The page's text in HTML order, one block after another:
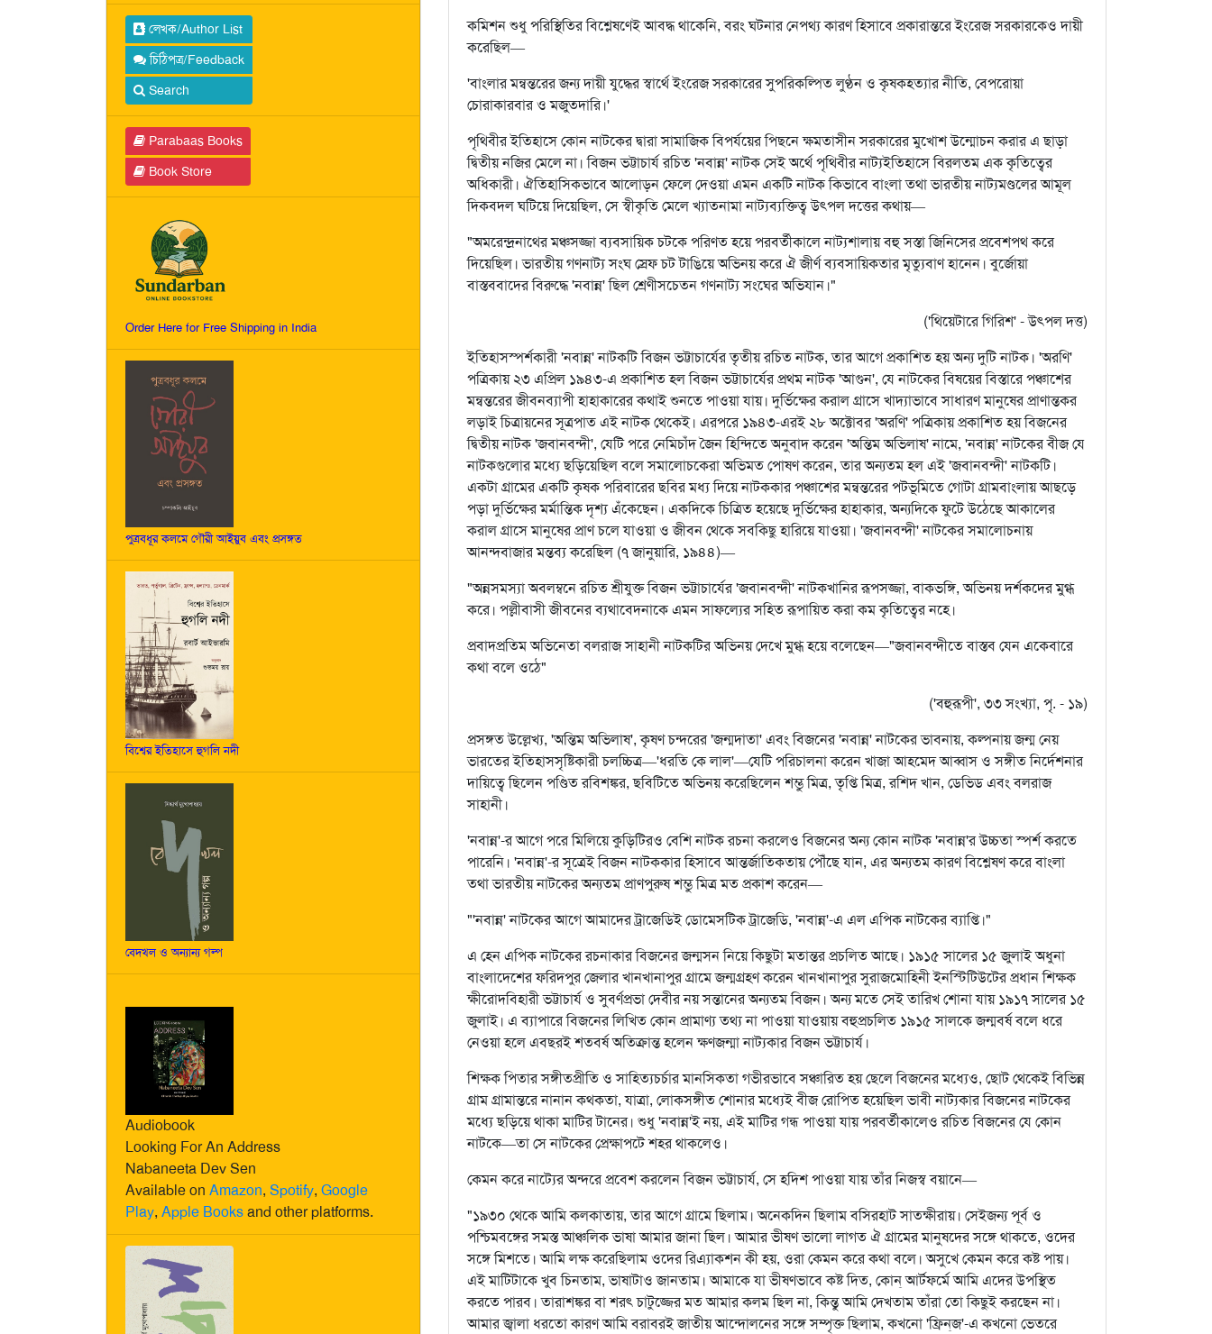
লেখক/Author List
চিঠিপত্র/Feedback
Search
Parabaas Books
Book Store
Order Here for Free Shipping in India
পুত্রবধূর কলমে গৌরী আইয়ুব এবং প্রসঙ্গত
বিশ্বের ইতিহাসে হুগলি নদী
বেদখল ও অন্যান্য গল্প
Audiobook
Looking For An Address
Nabaneeta Dev Sen
Available on Amazon, Spotify, Google
Play, Apple Booksand other platforms.
কমিশন শুধু পরিস্থিতির বিশ্লেষণেই আবদ্ধ থাকেনি, বরং ঘটনার নেপথ্য কারণ হিসাবে প্রকারান্তরে ইংরেজ সরকারকেও দায়ী
করেছিল—
'বাংলার মন্বন্তরের জন্য দায়ী যুদ্ধের স্বার্থে ইংরেজ সরকারের সুপরিকল্পিত লুণ্ঠন ও কৃষকহত্যার নীতি, বেপরোয়া
চোরাকারবার ও মজুতদারি।'
পৃথিবীর ইতিহাসে কোন নাটকের দ্বারা সামাজিক বিপর্যয়ের পিছনে ক্ষমতাসীন সরকারের মুখোশ উন্মোচন করার এ ছাড়া
দ্বিতীয় নজির মেলে না। বিজন ভট্টাচার্য রচিত 'নবান্ন' নাটক সেই অর্থে পৃথিবীর নাট্যইতিহাসে বিরলতম এক কৃতিত্বের
অধিকারী। ঐতিহাসিকভাবে আলোড়ন ফেলে দেওয়া এমন একটি নাটক কিভাবে বাংলা তথা ভারতীয় নাট্যমণ্ডলের আমূল
দিকবদল ঘটিয়ে দিয়েছিল, সে স্বীকৃতি মেলে খ্যাতনামা নাট্যব্যক্তিত্ব উৎপল দত্তের কথায়—
"অমরেন্দ্রনাথের মঞ্চসজ্জা ব্যবসায়িক চটকে পরিণত হয়ে পরবর্তীকালে নাট্যশালায় বহু সস্তা জিনিসের প্রবেশপথ করে
দিয়েছিল। ভারতীয় গণনাট্য সংঘ স্রেফ চট টাঙিয়ে অভিনয় করে ঐ জীর্ণ ব্যবসায়িকতার মৃত্যুবাণ হানেন। বুর্জোয়া
বাস্তববাদের বিরুদ্ধে 'নবান্ন' ছিল শ্রেণীসচেতন গণনাট্য সংঘের অভিযান।"
('থিয়েটারে গিরিশ' - উৎপল দত্ত)
ইতিহাসস্পর্শকারী 'নবান্ন' নাটকটি বিজন ভট্টাচার্যের তৃতীয় রচিত নাটক, তার আগে প্রকাশিত হয় অন্য দুটি নাটক। 'অরণি'
পত্রিকায় ২৩ এপ্রিল ১৯৪৩-এ প্রকাশিত হল বিজন ভট্টাচার্যের প্রথম নাটক 'আগুন', যে নাটকের বিষয়ের বিস্তারে পঞ্চাশের
মন্বন্তরের জীবনব্যাপী হাহাকারের কথাই শুনতে পাওয়া যায়। দুর্ভিক্ষের করাল গ্রাসে খাদ্যাভাবে সাধারণ মানুষের প্রাণান্তকর
লড়াই চিত্রায়নের সূত্রপাত এই নাটক থেকেই। এরপরে ১৯৪৩-এরই ২৮ অক্টোবর 'অরণি' পত্রিকায় প্রকাশিত হয় বিজনের
দ্বিতীয় নাটক 'জবানবন্দী', যেটি পরে নেমিচাঁদ জৈন হিন্দিতে অনুবাদ করেন 'অন্তিম অভিলাষ' নামে, 'নবান্ন' নাটকের বীজ যে
নাটকগুলোর মধ্যে ছড়িয়েছিল বলে সমালোচকেরা অভিমত পোষণ করেন, তার অন্যতম হল এই 'জবানবন্দী' নাটকটি।
একটা গ্রামের একটি কৃষক পরিবারের ছবির মধ্য দিয়ে নাটককার পঞ্চাশের মন্বন্তরের পটভূমিতে গোটা গ্রামবাংলায় আছড়ে
পড়া দুর্ভিক্ষের মর্মান্তিক দৃশ্য এঁকেছেন। একদিকে চিত্রিত হয়েছে দুর্ভিক্ষের হাহাকার, অন্যদিকে ফুটে উঠেছে আকালের
করাল গ্রাসে মানুষের প্রাণ চলে যাওয়া ও জীবন থেকে সবকিছু হারিয়ে যাওয়া। 'জবানবন্দী' নাটকের সমালোচনায়
আনন্দবাজার মন্তব্য করেছিল (৭ জানুয়ারি, ১৯৪৪)—
"অন্নসমস্যা অবলম্বনে রচিত শ্রীযুক্ত বিজন ভট্টাচার্যের 'জবানবন্দী' নাটকখানির রূপসজ্জা, বাকভঙ্গি, অভিনয় দর্শকদের মুগ্ধ
করে। পল্লীবাসী জীবনের ব্যথাবেদনাকে এমন সাফল্যের সহিত রূপায়িত করা কম কৃতিত্বের নহে।
প্রবাদপ্রতিম অভিনেতা বলরাজ সাহানী নাটকটির অভিনয় দেখে মুগ্ধ হয়ে বলেছেন—"জবানবন্দীতে বাস্তব যেন একেবারে
কথা বলে ওঠে"
('বহুরূপী', ৩৩ সংখ্যা, পৃ. - ১৯)
প্রসঙ্গত উল্লেখ্য, 'অন্তিম অভিলাষ', কৃষণ চন্দরের 'জন্মদাতা' এবং বিজনের 'নবান্ন' নাটকের ভাবনায়, কল্পনায় জন্ম নেয়
ভারতের ইতিহাসসৃষ্টিকারী চলচ্চিত্র—'ধরতি কে লাল'—যেটি পরিচালনা করেন খাজা আহমেদ আব্বাস ও সঙ্গীত নির্দেশনার
দায়িত্বে ছিলেন পণ্ডিত রবিশঙ্কর, ছবিটিতে অভিনয় করেছিলেন শম্ভু মিত্র, তৃপ্তি মিত্র, রশিদ খান, ডেভিড এবং বলরাজ
সাহানী।
'নবান্ন'-র আগে পরে মিলিয়ে কুড়িটিরও বেশি নাটক রচনা করলেও বিজনের অন্য কোন নাটক 'নবান্ন'র উচ্চতা স্পর্শ করতে
পারেনি। 'নবান্ন'-র সূত্রেই বিজন নাটককার হিসাবে আন্তর্জাতিকতায় পৌঁছে যান, এর অন্যতম কারণ বিশ্লেষণ করে বাংলা
তথা ভারতীয় নাটকের অন্যতম প্রাণপুরুষ শম্ভু মিত্র মত প্রকাশ করেন—
"'নবান্ন' নাটকের আগে আমাদের ট্রাজেডিই ডোমেসটিক ট্রাজেডি, 'নবান্ন'-এ এল এপিক নাটকের ব্যাপ্তি।"
এ হেন এপিক নাটকের রচনাকার বিজনের জন্মসন নিয়ে কিছুটা মতান্তর প্রচলিত আছে। ১৯১৫ সালের ১৫ জুলাই অধুনা
বাংলাদেশের ফরিদপুর জেলার খানখানাপুর গ্রামে জন্মগ্রহণ করেন খানখানাপুর সুরাজমোহিনী ইনস্টিটিউটের প্রধান শিক্ষক
ক্ষীরোদবিহারী ভট্টাচার্য ও সুবর্ণপ্রভা দেবীর নয় সন্তানের অন্যতম বিজন। অন্য মতে সেই তারিখ শোনা যায় ১৯১৭ সালের ১৫
জুলাই। এ ব্যাপারে বিজনের লিখিত কোন প্রামাণ্য তথ্য না পাওয়া যাওয়ায় বহুপ্রচলিত ১৯১৫ সালকে জন্মবর্ষ বলে ধরে
নেওয়া হলে এবছরই শতবর্ষ অতিক্রান্ত হলেন ক্ষণজন্মা নাট্যকার বিজন ভট্টাচার্য।
শিক্ষক পিতার সঙ্গীতপ্রীতি ও সাহিত্যচর্চার মানসিকতা গভীরভাবে সঞ্চারিত হয় ছেলে বিজনের মধ্যেও, ছোট থেকেই বিভিন্ন
গ্রাম গ্রামান্তরে নানান কথকতা, যাত্রা, লোকসঙ্গীত শোনার মধ্যেই বীজ রোপিত হয়েছিল ভাবী নাট্যকার বিজনের নাটকের
মধ্যে ছড়িয়ে থাকা মাটির টানের। শুধু 'নবান্ন'ই নয়, এই মাটির গন্ধ পাওয়া যায় পরবর্তীকালেও রচিত বিজনের যে কোন
নাটকে—তা সে নাটকের প্রেক্ষাপটে শহর থাকলেও।
কেমন করে নাট্যের অন্দরে প্রবেশ করলেন বিজন ভট্টাচার্য, সে হদিশ পাওয়া যায় তাঁর নিজস্ব বয়ানে—
"১৯৩০ থেকে আমি কলকাতায়, তার আগে গ্রামে ছিলাম। অনেকদিন ছিলাম বসিরহাট সাতক্ষীরায়। সেইজন্য পূর্ব ও
পশ্চিমবঙ্গের সমস্ত আঞ্চলিক ভাষা আমার জানা ছিল। আমার ভীষণ ভালো লাগত ঐ গ্রামের মানুষদের সঙ্গে থাকতে, ওদের
সঙ্গে মিশতে। আমি লক্ষ করেছিলাম ওদের রিএ্যাকশন কী হয়, ওরা কেমন করে কথা বলে। অসুখে কেমন করে কষ্ট পায়।
এই মাটিটাকে খুব চিনতাম, ভাষাটাও জানতাম। আমাকে যা ভীষণভাবে কষ্ট দিত, কোন্‌ আর্টফর্মে আমি এদের উপস্থিত
করতে পারব। তারাশঙ্কর বা শরৎ চাটুজ্জের মত আমার কলম ছিল না, কিন্তু আমি দেখতাম তাঁরা তো কিছুই করছেন না।
আমার জ্বালা ধরতো কারণ আমি বরাবরই জাতীয় আন্দোলনের সঙ্গে সম্পৃক্ত ছিলাম, কখনো 'ফ্রিন্‌জ'-এ কখনো ভেতরে